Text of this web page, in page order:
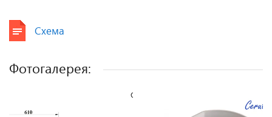
Схема
Фотогалерея: